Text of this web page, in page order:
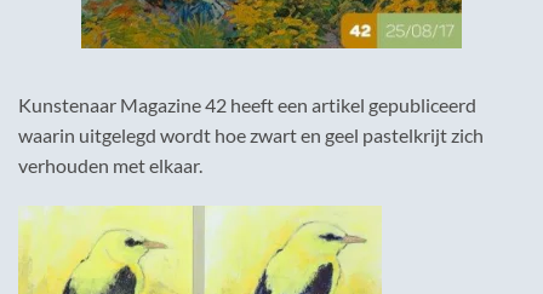
Kunstenaar Magazine 42 heeft een artikel gepubliceerd
waarin uitgelegd wordt hoe zwart en geel pastelkrijt zich
verhouden met elkaar.